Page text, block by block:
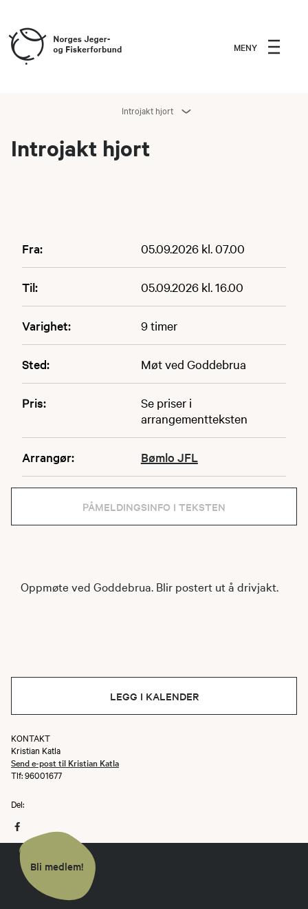
MENY
Introjakt hjort
Introjakt hjort
Fra: 05.09.2026 kl. 07.00
Til: 05.09.2026 kl. 16.00
Varighet: 9 timer
Sted: Møt ved Goddebrua
Pris:
Se priser i
arrangementteksten
Arrangør: Bømlo JFL
PÅMELDINGSINFO I TEKSTEN
Oppmøte ved Goddebrua. Blir postert ut å drivjakt.
LEGG I KALENDER
KONTAKT
Kristian Katla
Send e-post til Kristian Katla
Tlf: 96001677
Del:
Bli medlem!